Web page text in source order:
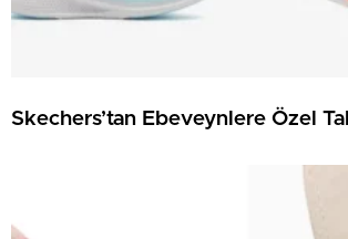
Skechers’tan Ebeveynlere Özel